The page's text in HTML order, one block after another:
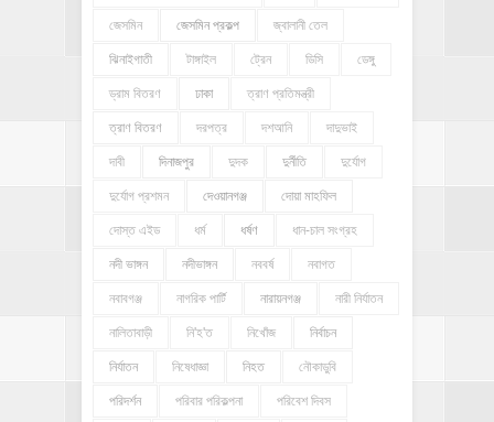
জেসমিন জেসমিন প্রকল্প জ্বালানী তেল
ঝিনাইগাতী টাঙ্গাইল ট্রেন ডিসি ডেঙ্গু
ড্রাম বিতরণ ঢাকা ত্রাণ প্রতিমন্ত্রী
ত্রাণ বিতরণ দরপত্র দশআনি দাদুভাই
দাবী দিনাজপুর দুদক দুর্নীতি দুর্যোগ
দুর্যোগ প্রশমন দেওয়ানগঞ্জ দোয়া মাহফিল
দোস্ত এইড ধর্ম ধর্ষণ ধান-চাল সংগ্রহ
নদী ভাঙ্গন নদীভাঙ্গন নববর্ষ নবাগত
নবাবগঞ্জ নাগরিক পার্টি নারায়নগঞ্জ নারী নির্যাতন
নালিতাবাড়ী নি'হ'ত নিখোঁজ নির্বাচন
নির্যাতন নিষেধাজ্ঞা নিহত নৌকাডুবি
পরিদর্শন পরিবার পরিকল্পনা পরিবেশ দিবস